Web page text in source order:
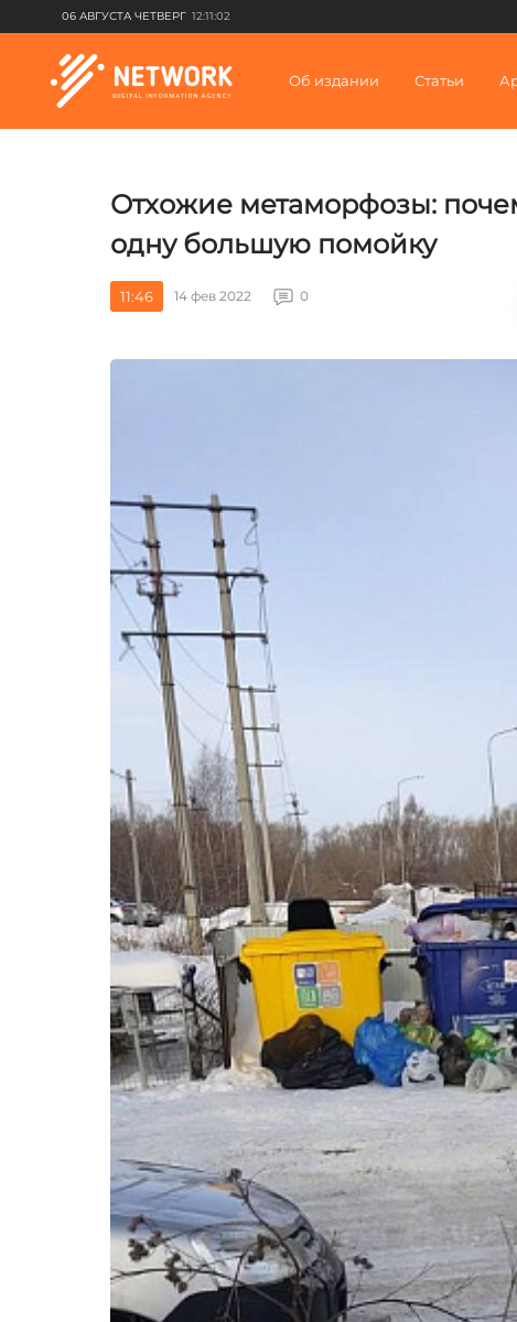
06 АВГУСТА ЧЕТВЕРГ 12:11:02
Об издании Статьи
Отхожие метаморфозы:
одну большую помойку
11:46 14 фев 2022 0